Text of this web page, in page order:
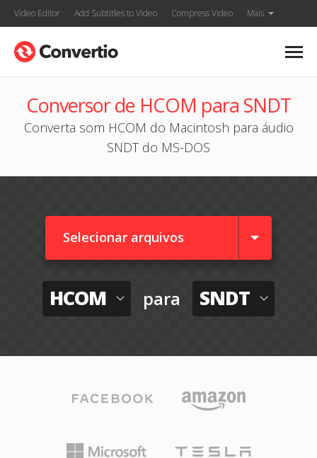
Video Editor Add Subtitles to Video Compress Video Mais
Conversor de HCOM para SNDT
Converta som HCOM do Macintosh para áudio
SNDT do MS-DOS
Selecionar arquivos
HCOM para SNDT